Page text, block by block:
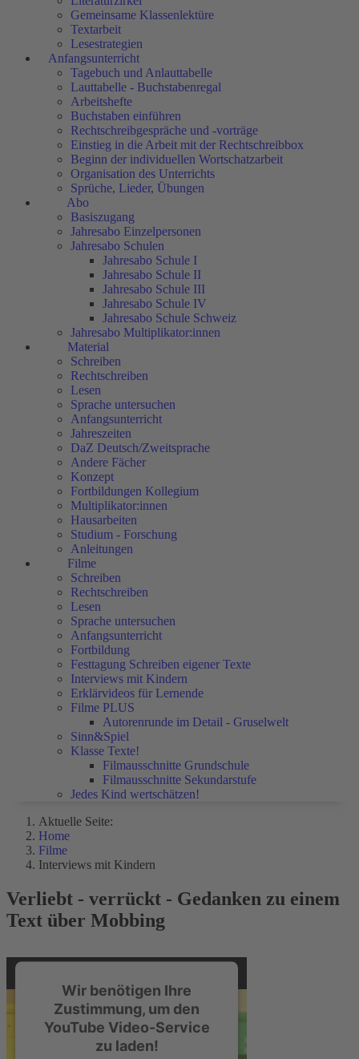
Gemeinsame Klassenlektüre
Textarbeit
Lesestrategien
Anfangsunterricht
Tagebuch und Anlauttabelle
Lauttabelle - Buchstabenregal
Arbeitshefte
Buchstaben einführen
Rechtschreibgespräche und -vorträge
Einstieg in die Arbeit mit der Rechtschreibbox
Beginn der individuellen Wortschatzarbeit
Organisation des Unterrichts
Sprüche, Lieder, Übungen
Abo
Basiszugang
Jahresabo Einzelpersonen
Jahresabo Schulen
Jahresabo Schule I
Jahresabo Schule II
Jahresabo Schule III
Jahresabo Schule IV
Jahresabo Schule Schweiz
Jahresabo Multiplikator:innen
Material
Schreiben
Rechtschreiben
Lesen
Sprache untersuchen
Anfangsunterricht
Jahreszeiten
DaZ Deutsch/Zweitsprache
Andere Fächer
Konzept
Fortbildungen Kollegium
Multiplikator:innen
Hausarbeiten
Studium - Forschung
Anleitungen
Filme
Schreiben
Rechtschreiben
Lesen
Sprache untersuchen
Anfangsunterricht
Fortbildung
Festtagung Schreiben eigener Texte
Interviews mit Kindern
Erklärvideos für Lernende
Filme PLUS
Autorenrunde im Detail - Gruselwelt
Sinn&Spiel
Klasse Texte!
Filmausschnitte Grundschule
Filmausschnitte Sekundarstufe
Jedes Kind wertschätzen!
Aktuelle Seite:
Home
Filme
Interviews mit Kindern
Verliebt - verrückt - Gedanken zu einem
Text über Mobbing
Wir benötigen Ihre
Zustimmung, um den
YouTube Video-Service
zu laden!